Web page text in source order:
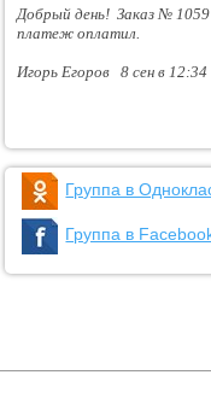
Добрый день! Заказ №
платеж оплатил.
Игорь Егоров 8 сен в 12:34
Группа в
Группа в